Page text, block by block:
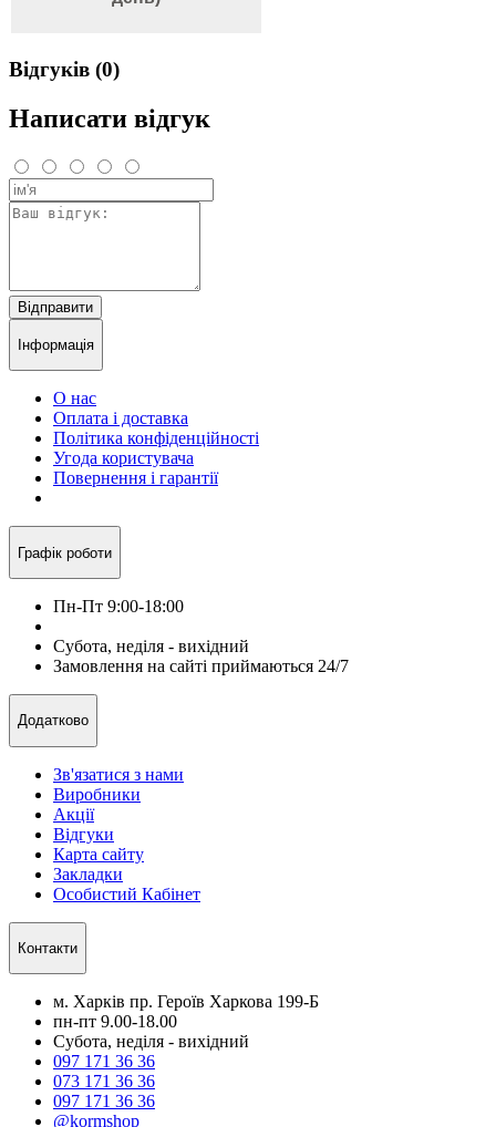
Відгуків (0)
Написати відгук
Відправити
Інформація
О нас
Оплата і доставка
Політика конфіденційності
Угода користувача
Повернення і гарантії
Графік роботи
Пн-Пт 9:00-18:00
Субота, неділя - вихідний
Замовлення на сайті приймаються 24/7
Додатково
Зв'язатися з нами
Виробники
Акції
Відгуки
Карта сайту
Закладки
Особистий Кабінет
Контакти
м. Харків пр. Героїв Харкова 199-Б
пн-пт 9.00-18.00
Субота, неділя - вихідний
097 171 36 36
073 171 36 36
097 171 36 36
@kormshop